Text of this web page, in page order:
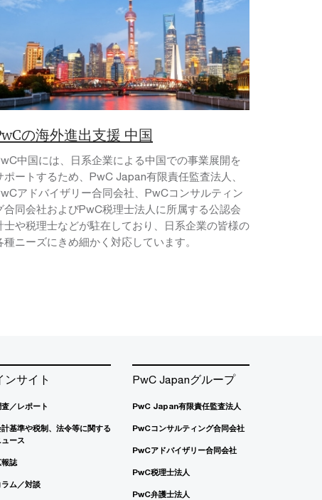
の海外進出支援 中国
中国には、日系企業による中国での事業展開を
ポートするため、PwC Japan有限責任監査法人、
アドバイザリー合同会社、PwCコンサルティン
合同会社およびPwC税理士法人に所属する公認会
士や税理士などが駐在しており、日系企業の皆様の
種ニーズにきめ細かく対応しています。
ンサイト
／レポート
計基準や税制、法令等に関する
ュース
報誌
ラム／対談
PwC Japanグループ
PwC Japan有限責任監査法人
PwCコンサルティング合同会社
PwCアドバイザリー合同会社
PwC税理士法人
PwC弁護士法人